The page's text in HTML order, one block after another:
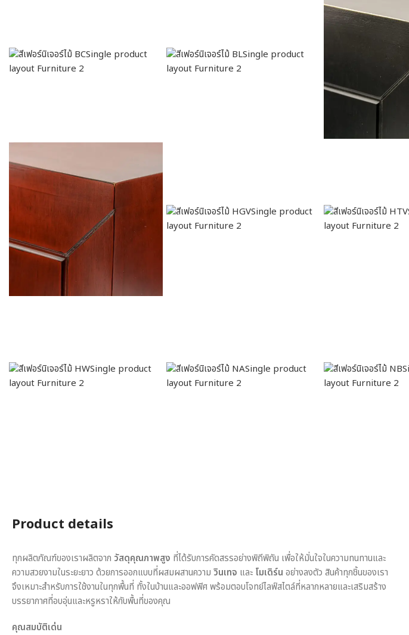
Product details
ทุกผลิตภัณฑ์ของเราผลิตจาก วัสดุคุณภาพสูง ที่ได้รับการคัดสรรอย่างพิถีพิถัน เพื่อให้มั่นใจในความทนทานและ
ความสวยงามในระยะยาว ด้วยการออกแบบที่ผสมผสานความ วินเทจ และ โมเดิร์น อย่างลงตัว สินค้าทุกชิ้นของเรา
จึงเหมาะสำหรับการใช้งานในทุกพื้นที่ ทั้งในบ้านและออฟฟิศ พร้อมตอบโจทย์ไลฟ์สไตล์ที่หลากหลายและเสริมสร้าง
บรรยากาศที่อบอุ่นและหรูหราให้กับพื้นที่ของคุณ
คุณสมบัติเด่น